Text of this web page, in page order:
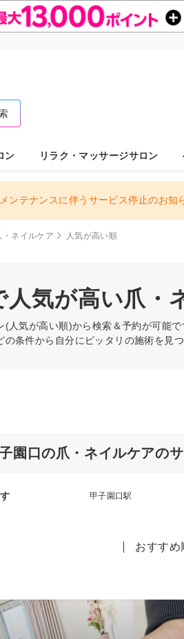
ン リラク・マッサージサロン
ンテナンスに伴うサービス停止のお
・ネイルケア 人気が高い順
人気が高い爪・
(人気が高い順)から検索＆予約が可能
条件から自分にピッタリの施術を見
園口の爪・ネイルケアの
甲子園口駅
おすすめ